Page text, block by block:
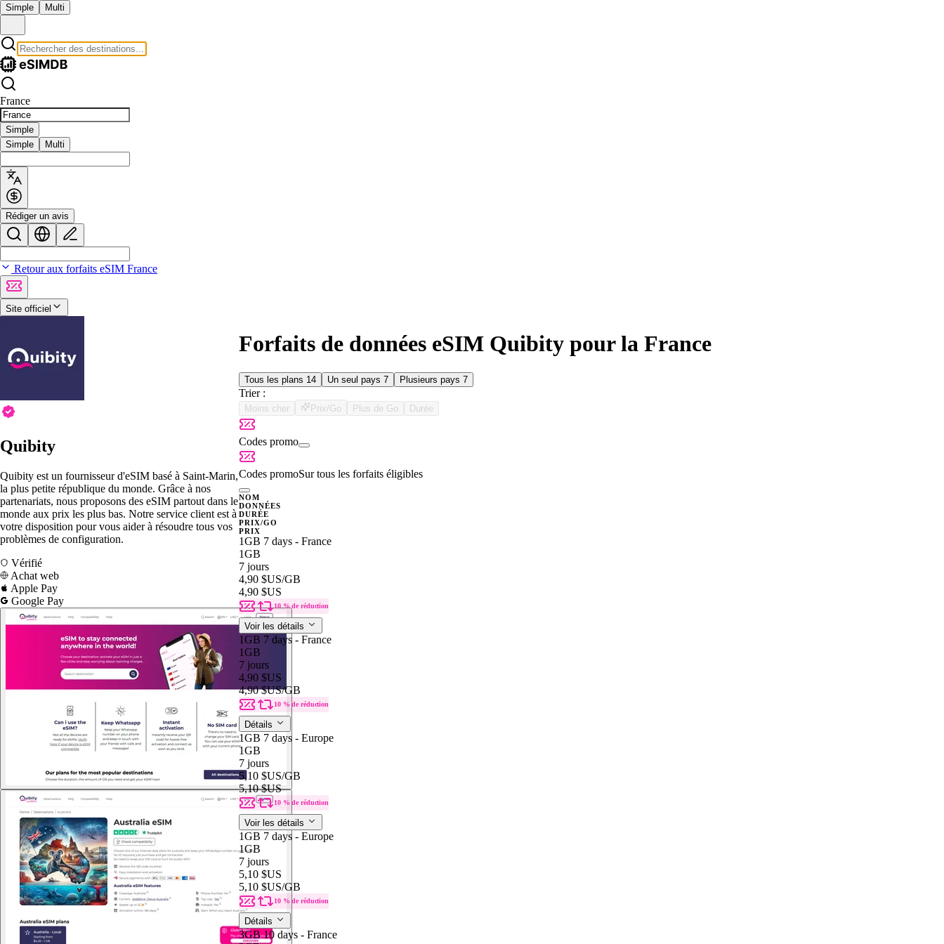
Simple Multi
France
Simple
Simple
Multi
Rédiger un avis
Retour aux forfaits eSIM France
Site officiel
Quibity
Quibity est un fournisseur d'eSIM basé à Saint-Marin,
la plus petite république du monde. Grâce à nos
partenariats, nous proposons des eSIM partout dans le
monde aux prix les plus bas. Notre service client est à
votre disposition pour vous aider à résoudre tous vos
problèmes de configuration.
Vérifié
Achat web
Apple Pay
Google Pay
Forfaits de données eSIM Quibity pour la France
Tous les plans 14 Un seul pays 7 Plusieurs pays 7
Trier :
Moins cher Prix/Go Plus de Go Durée
Codes promo
Codes promoSur tous les forfaits éligibles
NOM
DONNÉES
DURÉE
PRIX/GO
PRIX
1GB 7 days - France
1GB
7 jours
4,90 $US/GB
4,90 $US
10 % de réduction
Voir les détails
1GB 7 days - France
1GB
7 jours
4,90 $US
4,90 $US/GB
10 % de réduction
Détails
1GB 7 days - Europe
1GB
7 jours
5,10 $US/GB
5,10 $US
10 % de réduction
Voir les détails
1GB 7 days - Europe
1GB
7 jours
5,10 $US
5,10 $US/GB
10 % de réduction
Détails
3GB 10 days - France